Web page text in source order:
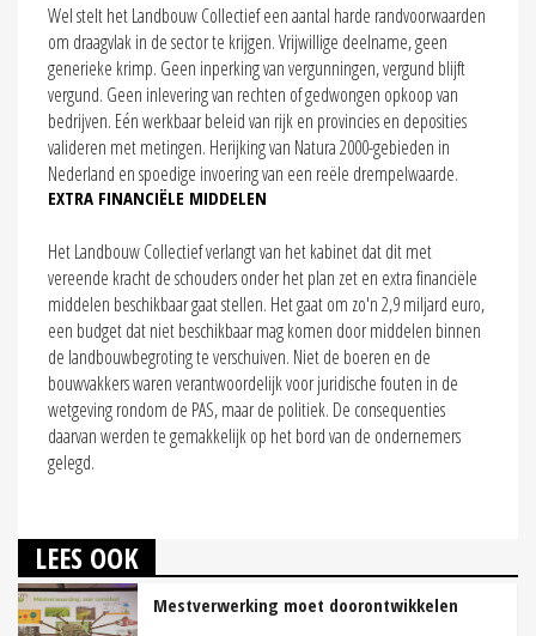
Wel stelt het Landbouw Collectief een aantal harde randvoorwaarden
om draagvlak in de sector te krijgen. Vrijwillige deelname, geen
generieke krimp. Geen inperking van vergunningen, vergund blijft
vergund. Geen inlevering van rechten of gedwongen opkoop van
bedrijven. Eén werkbaar beleid van rijk en provincies en deposities
valideren met metingen. Herijking van Natura 2000-gebieden in
Nederland en spoedige invoering van een reële drempelwaarde.
EXTRA FINANCIËLE MIDDELEN
Het Landbouw Collectief verlangt van het kabinet dat dit met
vereende kracht de schouders onder het plan zet en extra financiële
middelen beschikbaar gaat stellen. Het gaat om zo'n 2,9 miljard euro,
een budget dat niet beschikbaar mag komen door middelen binnen
de landbouwbegroting te verschuiven. Niet de boeren en de
bouwvakkers waren verantwoordelijk voor juridische fouten in de
wetgeving rondom de PAS, maar de politiek. De consequenties
daarvan werden te gemakkelijk op het bord van de ondernemers
gelegd.
LEES OOK
Mestverwerking moet doorontwikkelen